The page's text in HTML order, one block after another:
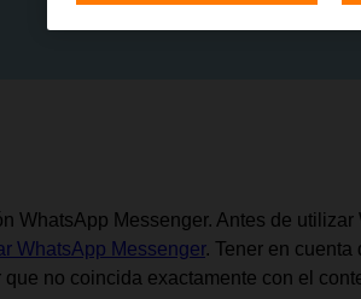
WhatsApp Messenger. Antes de
WhatsApp Messenger. Tener en
no coincida exactamente con el